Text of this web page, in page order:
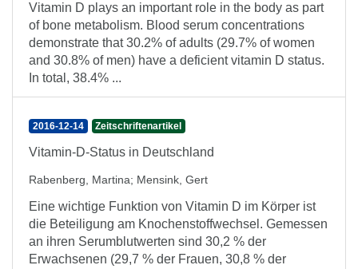
Vitamin D plays an important role in the body as part
of bone metabolism. Blood serum concentrations
demonstrate that 30.2% of adults (29.7% of women
and 30.8% of men) have a deficient vitamin D status.
In total, 38.4% ...
2016-12-14 Zeitschriftenartikel
Vitamin-D-Status in Deutschland
Rabenberg, Martina; Mensink, Gert
Eine wichtige Funktion von Vitamin D im Körper ist
die Beteiligung am Knochenstoffwechsel. Gemessen
an ihren Serumblutwerten sind 30,2 % der
Erwachsenen (29,7 % der Frauen, 30,8 % der